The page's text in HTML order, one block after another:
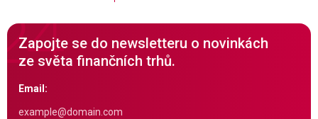
Zapojte se do newsletteru o novinkách
ze světa finančních trhů.
Email: